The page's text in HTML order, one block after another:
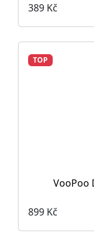
389 Kč
TOP
VooPoo
899 Kč